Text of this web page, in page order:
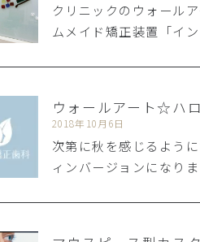
クリニックのウォール
ムメイド矯正装置「
ウォールアート☆ハ
2018年10月6日
次第に秋を感じるよう
ィンバージョンになり